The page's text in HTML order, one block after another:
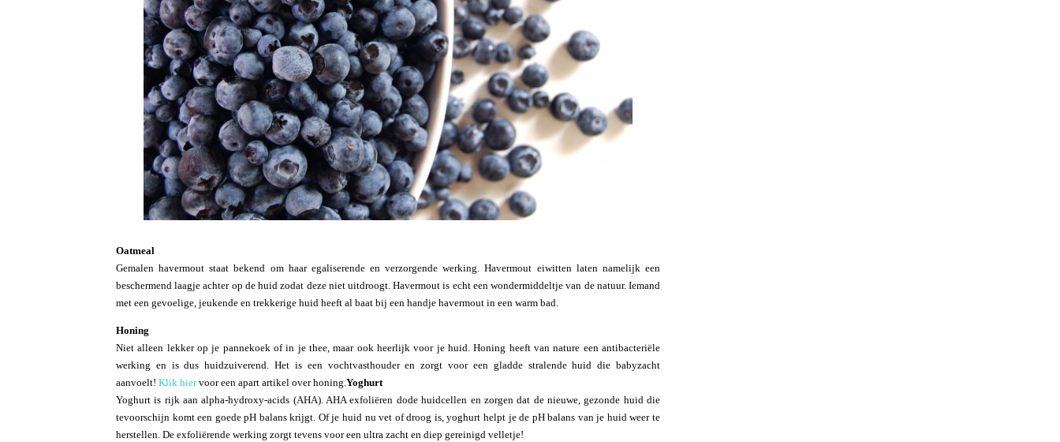
Oatmeal
Gemalen havermout staat bekend om haar egaliserende en verzorgende werking. Havermout eiwitten laten namelijk een
beschermend laagje achter op de huid zodat deze niet uitdroogt. Havermout is echt een wondermiddeltje van de natuur. Iemand
met een gevoelige, jeukende en trekkerige huid heeft al baat bij een handje havermout in een warm bad.
Honing
Niet alleen lekker op je pannekoek of in je thee, maar ook heerlijk voor je huid. Honing heeft van nature een antibacteriële
werking en is dus huidzuiverend. Het is een vochtvasthouder en zorgt voor een gladde stralende huid die babyzacht
aanvoelt! Klik hiervoor een apart artikel over honing.Yoghurt
Yoghurt is rijk aan alpha-hydroxy-acids (AHA). AHA exfoliëren dode huidcellen en zorgen dat de nieuwe, gezonde huid die
tevoorschijn komt een goede pH balans krijgt. Of je huid nu vet of droog is, yoghurt helpt je de pH balans van je huid weer te
herstellen. De exfoliërende werking zorgt tevens voor een ultra zacht en diep gereinigd velletje!